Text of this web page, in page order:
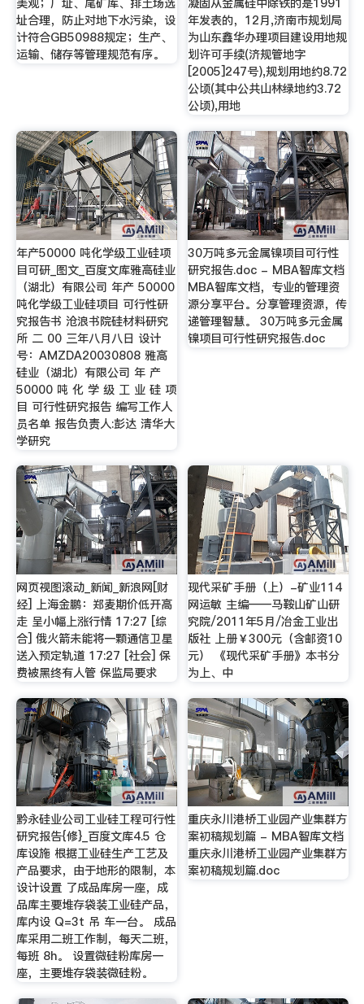
美观；厂址、尾矿库、排土场选
址合理，防止对地下水污染，设
计符合GB50988规定；生产、
运输、储存等管理规范有序。
凝固从金属硅中除铁的是1991
年发表的，12月,济南市规划局
为山东鑫华办理项目建设用地规
划许可手续(济规管地字
[2005]247号),规划用地约8.72
公顷(其中公共山林绿地约3.72
公顷),用地
年产50000 吨化学级工业硅项
目可研_图文_百度文库雅高硅业
（湖北）有限公司 年产 50000
吨化学级工业硅项目 可行性研
究报告书 沧浪书院硅材料研究
所 二 00 三年八月八日 设计
号：AMZDA20030808 雅高
硅业（湖北）有限公司 年 产
50000 吨 化 学 级 工 业 硅 项
目 可行性研究报告 编写工作人
员名单 报告负责人:彭达 清华大
学研究
30万吨多元金属镍项目可行性
研究报告.doc - MBA智库文档
MBA智库文档，专业的管理资
源分享平台。分享管理资源，传
递管理智慧。 30万吨多元金属
镍项目可行性研究报告.doc
网页视图滚动_新闻_新浪网[财
经] 上海金鹏：郑麦期价低开高
走 呈小幅上涨行情 17:27 [综
合] 俄火箭未能将一颗通信卫星
送入预定轨道 17:27 [社会] 保
费被黑终有人管 保监局要求
现代采矿手册（上）-矿业114
网运敏 主编——马鞍山矿山研
究院/2011年5月/冶金工业出
版社 上册￥300元（含邮资10
元） 《现代采矿手册》本书分
为上、中
黔永硅业公司工业硅工程可行性
研究报告{修}_百度文库4.5 仓
库设施 根据工业硅生产工艺及
产品要求，由于地形的限制，本
设计设置 了成品库房一座，成
品库主要堆存袋装工业硅产品，
库内设 Q=3t 吊 车一台。 成品
库采用二班工作制，每天二班，
每班 8h。 设置微硅粉库房一
座，主要堆存袋装微硅粉。
重庆永川港桥工业园产业集群方
案初稿规划篇 - MBA智库文档
重庆永川港桥工业园产业集群方
案初稿规划篇.doc